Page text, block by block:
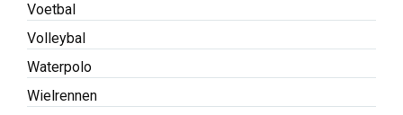
Voetbal
Volleybal
Waterpolo
Wielrennen